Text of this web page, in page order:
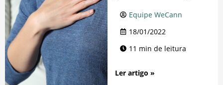
Equipe WeCann
18/01/2022
11 min de leitura
Ler artigo »